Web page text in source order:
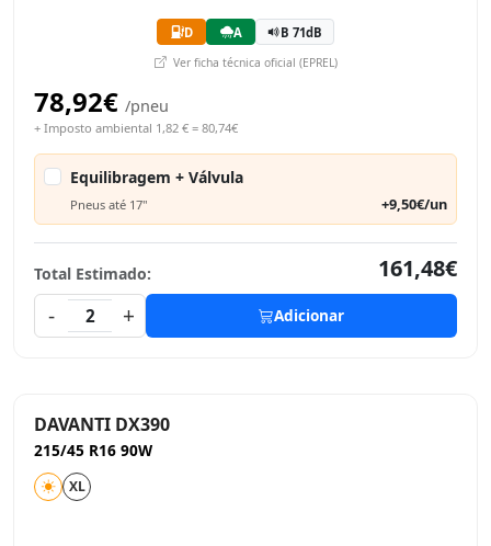
D A B 71dB
Ver ficha técnica oficial (EPREL)
78,92€ /pneu
+ Imposto ambiental 1,82 € = 80,74€
Equilibragem + Válvula
Pneus até 17" +9,50€/un
Total Estimado:
161,48€
-
2 + Adicionar
DAVANTI DX390
215/45 R16 90W
XL